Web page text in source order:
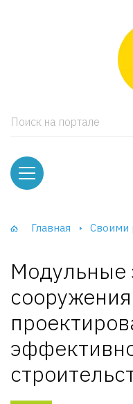
Поиск на портале
Главная Своими
Модульные
и тумбы